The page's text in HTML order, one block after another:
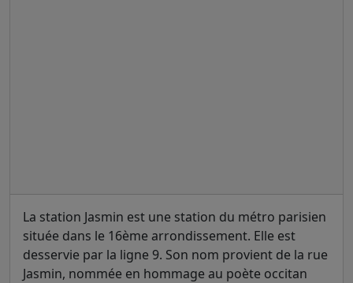
La station Jasmin est une station du métro parisien
située dans le 16ème arrondissement. Elle est
desservie par la ligne 9. Son nom provient de la rue
Jasmin, nommée en hommage au poète occitan